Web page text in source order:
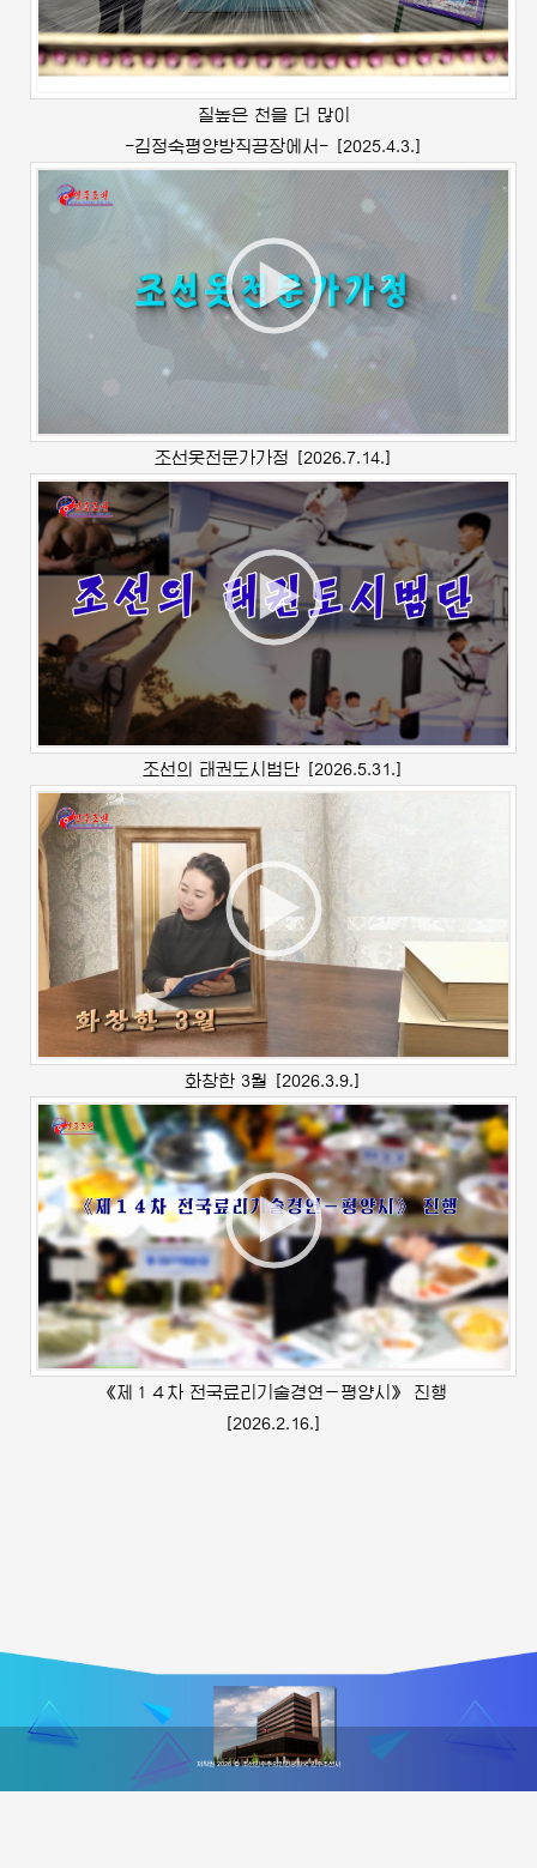
질높은 천을 더 많이
-김정숙평양방직공장에서- [2025.4.3.]
조선옷전문가가정 [2026.7.14.]
조선의 태권도시범단 [2026.5.31.]
화창한 3월 [2026.3.9.]
《제１４차 전국료리기술경연－평양시》 진행
[2026.2.16.]
저작권 2026 © 조선민주주의인민공화국 민주조선사